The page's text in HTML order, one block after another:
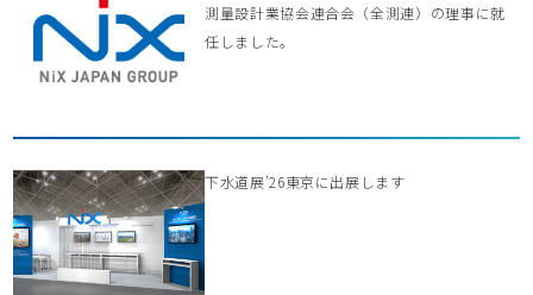
測量設計業協会連合会（全測連）の理事に就
任しました。
下水道展’26東京に出展します